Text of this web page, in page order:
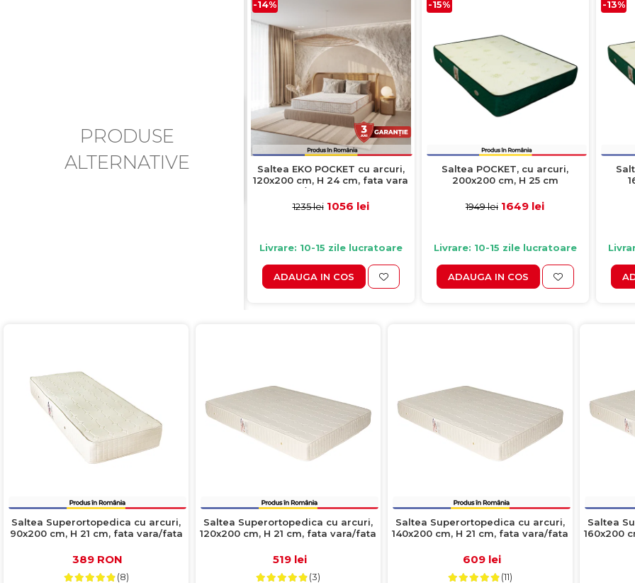
PRODUSE
ALTERNATIVE
-14%
Saltea EKO POCKET cu arcuri,
120x200 cm, H 24 cm, fata vara
/ fata iarna
1235 lei 1056 lei
Livrare: 10-15 zile lucratoare
ADAUGA IN COS
-15%
Saltea POCKET, cu arcuri,
200x200 cm, H 25 cm
1949 lei 1649 lei
Livrare: 10-15 zile lucratoare
ADAUGA IN COS
-13%
Saltea Superortopedica cu arcuri,
90x200 cm, H 21 cm, fata vara/fata
389 RON
(8)
Saltea Superortopedica cu arcuri,
120x200 cm, H 21 cm, fata vara/fata
519 lei
(3)
Saltea Superortopedica cu arcuri,
140x200 cm, H 21 cm, fata vara/fata
609 lei
(11)
Saltea
160x200